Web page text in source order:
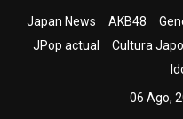
Japan News AKB48
JPop actual
Cultura
06 Ago,